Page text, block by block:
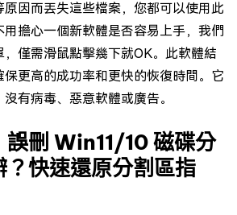
因而丟失這些檔案，您都可以使用此
擔心一個新軟體是否容易上手，我們
僅需滑鼠點擊幾下就OK。此軟體結
更高的成功率和更快的恢復時間。它
有病毒、惡意軟體或廣告。
誤刪 Win11/10 磁碟分
？快速還原分割區指